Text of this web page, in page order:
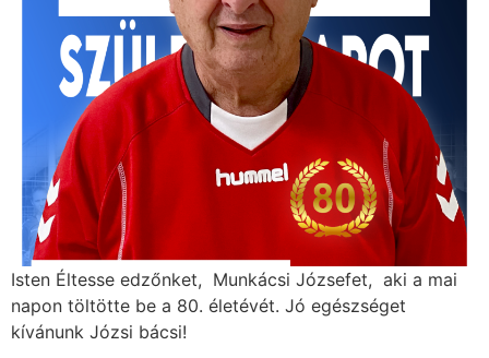
Isten Éltesse edzőnket, Munkácsi Józsefet, aki a mai
napon töltötte be a 80. életévét. Jó egészséget
kívánunk Józsi bácsi!